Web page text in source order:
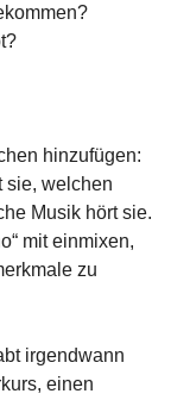
hinzufügen:
sie, welchen
Musik hört sie.
mit einmixen,
zu
irgendwann
einen